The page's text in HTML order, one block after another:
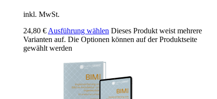
inkl. MwSt.
24,80 € Ausführung wählen Dieses Produkt weist mehrere
Varianten auf. Die Optionen können auf der Produktseite
gewählt werden